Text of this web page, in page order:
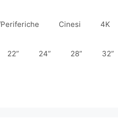
Cinesi 4K
22” 24” 28” 32”